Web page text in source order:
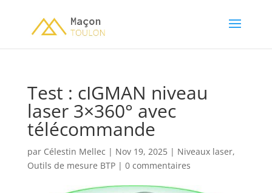
Test : cIGMAN niveau
laser 3×360° avec
télécommande
par Célestin Mellec | Nov 19, 2025| Niveaux laser,
Outils de mesure BTP| 0 commentaires